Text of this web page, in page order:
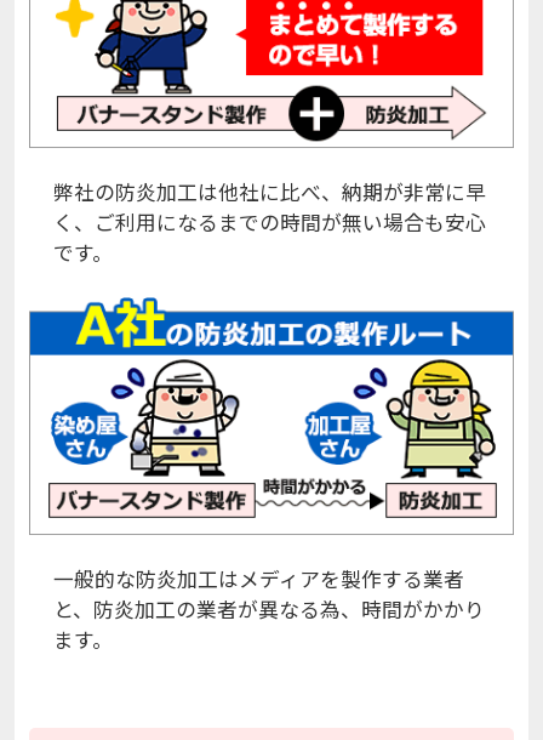
弊社の防炎加工は他社に比べ、納期が非常に早
く、ご利用になるまでの時間が無い場合も安心
です。
一般的な防炎加工はメディアを製作する業者
と、防炎加工の業者が異なる為、時間がかかり
ます。